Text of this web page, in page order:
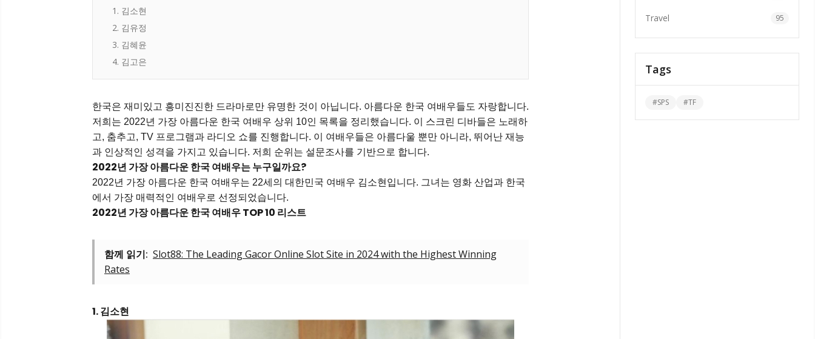
1. 김소현
2. 김유정
3. 김혜윤
4. 김고은
한국은 재미있고 흥미진진한 드라마로만 유명한 것이 아닙니다. 아름다운 한국 여배우들도 자랑합니다.
저희는 2022년 가장 아름다운 한국 여배우 상위 10인 목록을 정리했습니다. 이 스크린 디바들은 노래하
고, 춤추고, TV 프로그램과 라디오 쇼를 진행합니다. 이 여배우들은 아름다울 뿐만 아니라, 뛰어난 재능
과 인상적인 성격을 가지고 있습니다. 저희 순위는 설문조사를 기반으로 합니다.
2022년 가장 아름다운 한국 여배우는 누구일까요?
2022년 가장 아름다운 한국 여배우는 22세의 대한민국 여배우 김소현입니다. 그녀는 영화 산업과 한국
에서 가장 매력적인 여배우로 선정되었습니다.
2022년 가장 아름다운 한국 여배우 TOP 10 리스트
함께 읽기: Slot88: The Leading Gacor Online Slot Site in 2024 with the Highest Winning
Rates
1. 김소현
Travel 95
Tags
#SPS #TF